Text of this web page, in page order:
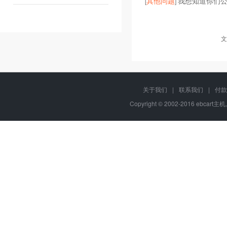
关于我们 | 联系我们 |
付
Copyright © 2002-2016 ebcart主